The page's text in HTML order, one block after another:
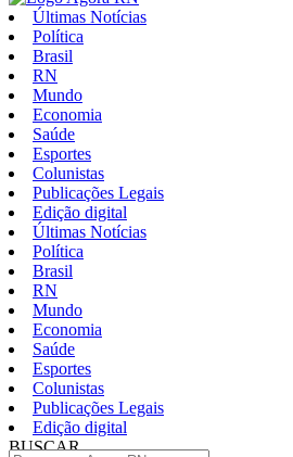
Últimas Notícias
Política
Brasil
RN
Mundo
Economia
Saúde
Esportes
Colunistas
Publicações Legais
Edição digital
Últimas Notícias
Política
Brasil
RN
Mundo
Economia
Saúde
Esportes
Colunistas
Publicações Legais
Edição digital
BUSCAR